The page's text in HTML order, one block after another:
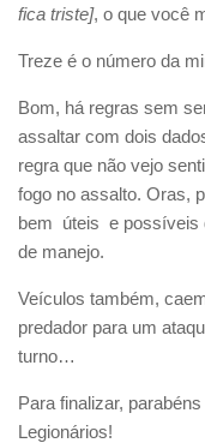
fica triste], o que você
Treze é o número da
Bom, há regras sem
assaltar com dois
regra que não vejo
fogo no assalto. Oras,
bem úteis e possíveis
de manejo.
Veículos também,
predador para um
turno…
Para finalizar,
Legionários!